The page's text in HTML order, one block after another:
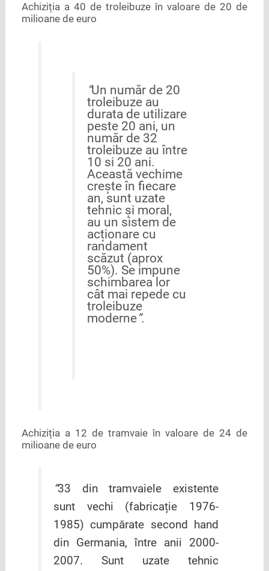
Achiziția a 40 de troleibuze în valoare de 20 de
milioane de euro
“Un număr de 20
troleibuze au
durata de utilizare
peste 20 ani, un
număr de 32
troleibuze au între
10 si 20 ani.
Această vechime
crește în fiecare
an, sunt uzate
tehnic și moral,
au un sistem de
acționare cu
randament
scăzut (aprox
50%). Se impune
schimbarea lor
cât mai repede cu
troleibuze
moderne”.
Achiziția a 12 de tramvaie în valoare de 24 de
milioane de euro
“33 din tramvaiele existente
sunt vechi (fabricație 1976-
1985) cumpărate second hand
din Germania, între anii 2000-
2007. Sunt uzate tehnic